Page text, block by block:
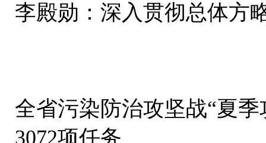
李殿勋：深入贯彻总体方
全省污染防治攻坚战“夏
3072项任务